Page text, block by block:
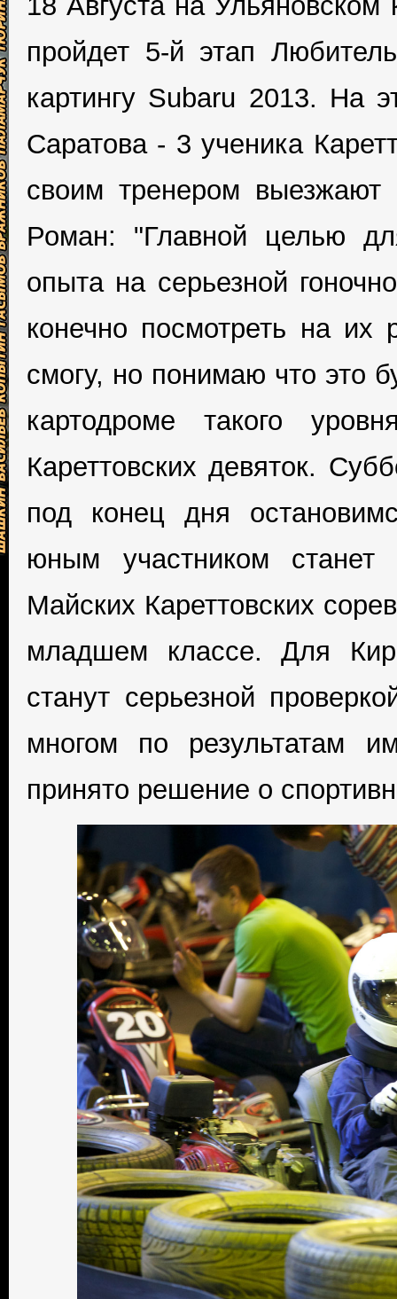
пройдет 5-й этап
картингу Subaru 2013. На
Саратова - 3 ученика
своим тренером выезжают
Роман: "Главной целью
опыта на серьезной
конечно посмотреть на
смогу, но понимаю что это
картодроме такого
Кареттовских девяток.
под конец дня
юным участником
Майских Кареттовских
младшем классе. Для
станут серьезной
многом по результатам
принято решение о